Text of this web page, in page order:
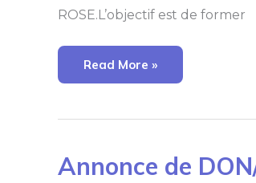
ROSE.L’objectif est de former
Read More »
Annonce de
De